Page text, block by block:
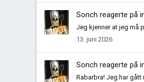
Sonch reagerte på
Jeg kjenner at jeg må
13. juni 2026
Sonch reagerte på
Rabarbra! Jeg har